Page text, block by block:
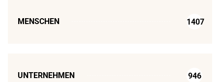
MENSCHEN 1407
UNTERNEHMEN 946